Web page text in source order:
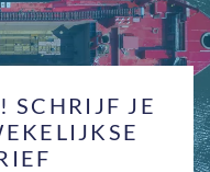
SCHRIJF JE